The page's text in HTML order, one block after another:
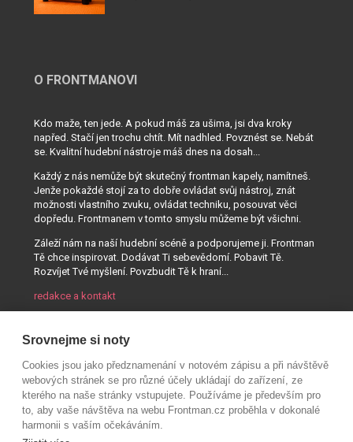
O FRONTMANOVI
Kdo maže, ten jede. A pokud máš za ušima, jsi dva kroky
napřed. Stačí jen trochu chtít. Mít nadhled. Povznést se. Nebát
se. Kvalitní hudební nástroje máš dnes na dosah...
Každý z nás nemůže být skutečný frontman kapely, namítneš.
Jenže pokaždé stojí za to dobře ovládat svůj nástroj, znát
možnosti vlastního zvuku, ovládat techniku, posouvat věci
dopředu. Frontmanem v tomto smyslu můžeme být všichni.
Záleží nám na naší hudební scéně a podporujeme ji. Frontman
Tě chce inspirovat. Dodávat Ti sebevědomí. Pobavit Tě.
Rozvíjet Tvé myšlení. Povzbudit Tě k hraní...
redakce a kontakt
Srovnejme si noty
Cookies jsou jako předznamenání v notovém zápisu a při návštěvě
webových stránek se pro různé účely ukládají do zařízení, ze
kterého na naše stránky vstupujete. Používáme je především pro
to, aby vaše návštěva na webu Frontman.cz proběhla v dokonalé
harmonii s vaším očekáváním.